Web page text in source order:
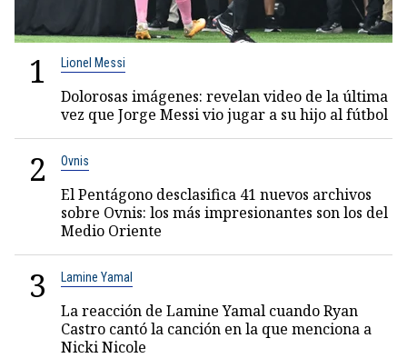
1 Lionel Messi
Dolorosas imágenes: revelan video de la última
vez que Jorge Messi vio jugar a su hijo al fútbol
2 Ovnis
El Pentágono desclasifica 41 nuevos archivos
sobre Ovnis: los más impresionantes son los del
Medio Oriente
3 Lamine Yamal
La reacción de Lamine Yamal cuando Ryan
Castro cantó la canción en la que menciona a
Nicki Nicole